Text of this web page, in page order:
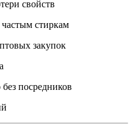
свойств
стиркам
закупок
посредников